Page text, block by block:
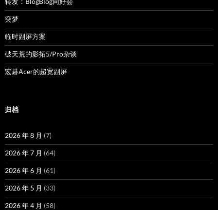
突梦
临时副屏方案
破天荒的影拓5/Pro杂谈
宏碁Acer的超宽副屏
归档
2026 年 8 月 (7)
2026 年 7 月 (64)
2026 年 6 月 (61)
2026 年 5 月 (33)
2026 年 4 月 (58)